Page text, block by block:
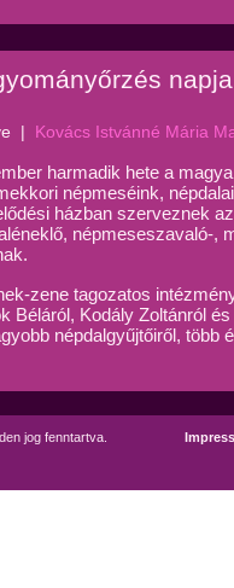
| Kovács Istvánné Mária
harmadik hete a
népmeséink,
házban szerveznek
népmeseszavaló-,
zene tagozatos
Béláról, Kodály Zoltánról
népdalgyűjtőiről, több
jog fenntartva.